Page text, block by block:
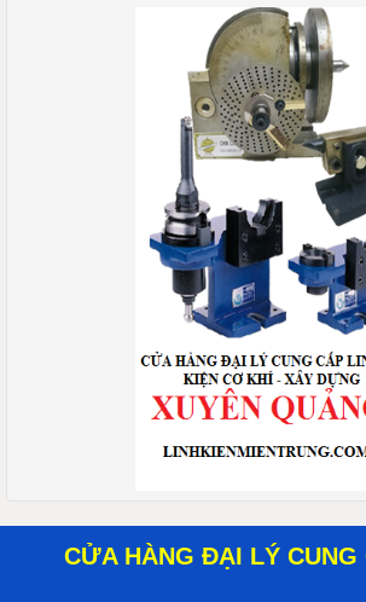
CỬA HÀNG ĐẠI LÝ CUNG